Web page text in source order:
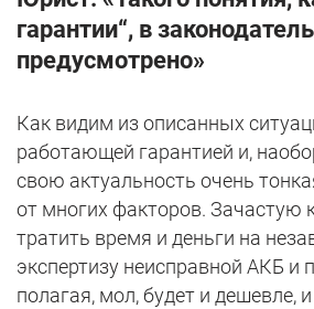
гарантии“, в
предусмотрено»
Как видим из описанных
работающей гарантией и,
свою актуальность очень
от многих факторов. Зачастую
тратить время и деньги на
экспертизу неисправной АКБ и
полагая, мол, будет и дешевле,